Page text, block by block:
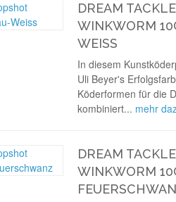
DREAM
WINKWORM
WEISS
In diesem
Uli Beyer's
Köderformen für die
kombiniert... mehr
DREAM
WINKWORM